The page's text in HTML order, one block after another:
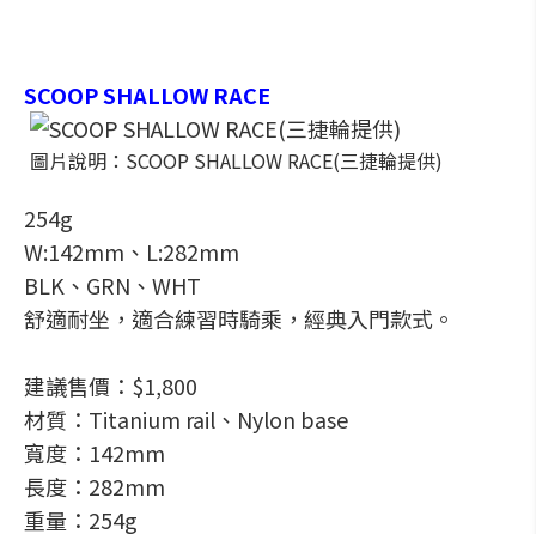
SCOOP SHALLOW RACE
圖片說明：SCOOP SHALLOW RACE(三捷輪提供)
254g
W:142mm、L:282mm
BLK、GRN、WHT
舒適耐坐，適合練習時騎乘，經典入門款式。
建議售價：$1,800
材質：Titanium rail、Nylon base
寬度：142mm
長度：282mm
重量：254g